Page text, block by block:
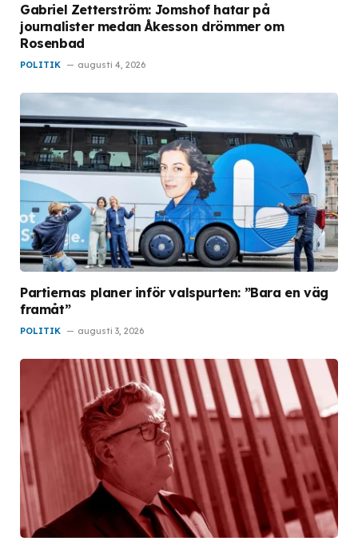
Gabriel Zetterström: Jomshof hatar på
journalister medan Åkesson drömmer om
Rosenbad
POLITIK augusti 4, 2026
Partiernas planer inför valspurten: ”Bara en väg
framåt”
POLITIK augusti 3, 2026